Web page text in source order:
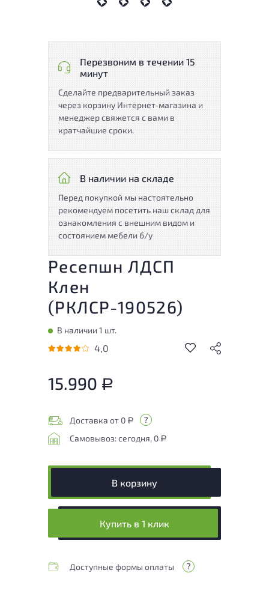
Перезвоним в течении 15
минут
Сделайте предварительный заказ
через корзину Интернет-магазина и
менеджер свяжется с вами в
кратчайшие сроки.
В наличии на складе
Перед покупкой мы настоятельно
рекомендуем посетить наш склад для
ознакомления с внешним видом и
состоянием мебели б/у
Ресепшн ЛДСП
Клен
(РКЛСР-190526)
В наличии 1 шт.
4,0
15.990 Р
Доставка от 0 Р
Самовывоз: сегодня, 0 Р
В корзину
Купить в 1 клик
Доступные формы оплаты